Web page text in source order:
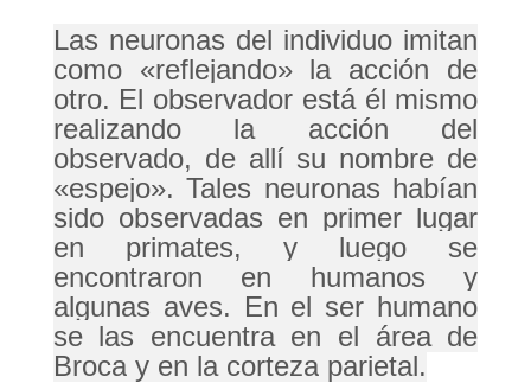
Las neuronas del individuo imitan
como «reflejando» la acción de
otro. El observador está él mismo
realizando la acción del
observado, de allí su nombre de
«espejo». Tales neuronas habían
sido observadas en primer lugar
en primates, y luego se
encontraron en humanos y
algunas aves. En el ser humano
se las encuentra en el área de
Brocay en la cortezaparietal.